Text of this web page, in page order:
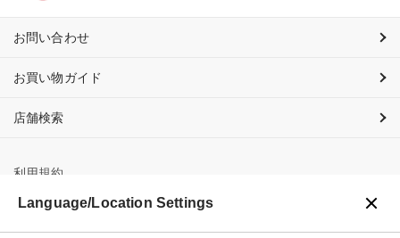
お問い合わせ
お買い物ガイド
店舗検索
利用規約
プライバシーポリシー
Language/Location Settings